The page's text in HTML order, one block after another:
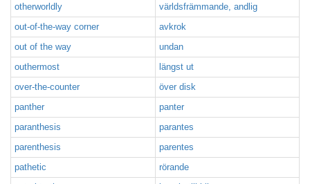
otherworldly
världsfrämmande, andlig
out-of-the-way corner
avkrok
out of the way
undan
outhermost
längst ut
over-the-counter
över disk
panther
panter
paranthesis
parantes
parenthesis
parentes
pathetic
rörande